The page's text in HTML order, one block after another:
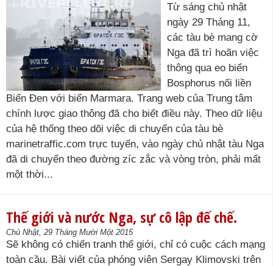
Từ sáng chủ nhật
ngày 29 Tháng 11,
các tàu bè mang cờ
Nga đã trì hoãn việc
thông qua eo biển
Bosphorus nối liền
Biển Đen với biển Marmara. Trang web của Trung tâm
chính lược giao thông đã cho biết điều này. Theo dữ liệu
của hệ thống theo dõi việc di chuyển của tàu bè
marinetraffic.com trực tuyến, vào ngày chủ nhật tàu Nga
đã di chuyển theo đường zíc zắc và vòng tròn, phải mất
một thời...
Thế giới và nước Nga, sự cô lập đế chế.
Chủ Nhật, 29 Tháng Mười Một 2015
Sẽ không có chiến tranh thế giới, chỉ có cuộc cách mạng
toàn cầu. Bài viết của phóng viên Sergay Klimovski trên